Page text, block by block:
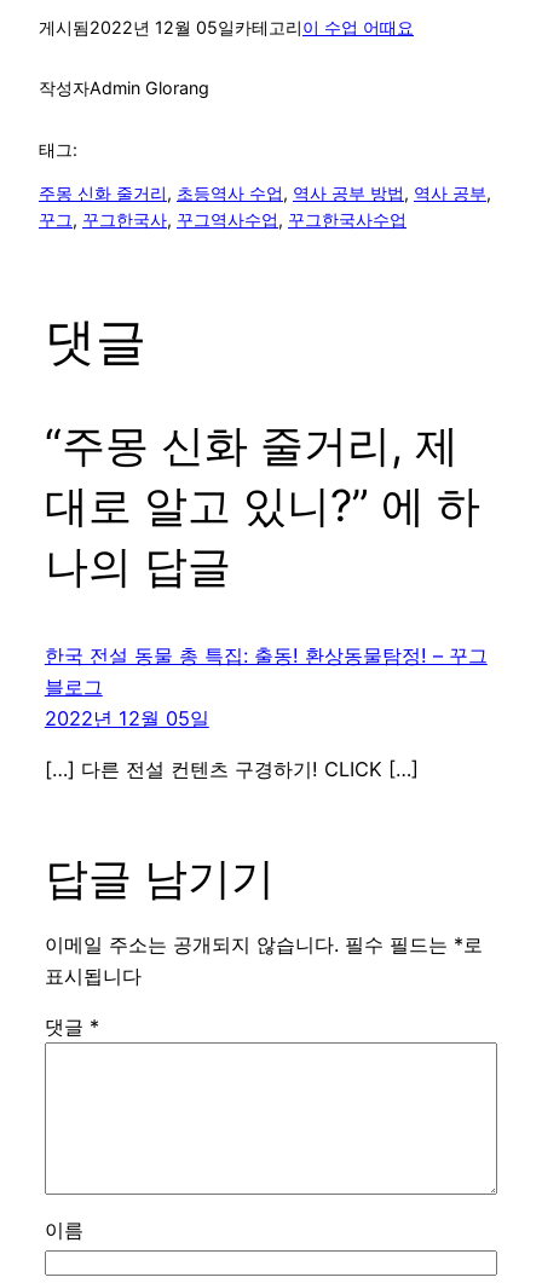
게시됨2022년 12월 05일카테고리이 수업 어때요
작성자Admin Glorang
태그:
주몽 신화 줄거리, 초등역사 수업, 역사 공부 방법, 역사 공부
꾸그, 꾸그한국사, 꾸그역사수업, 꾸그한국사수업
댓글
“주몽 신화 줄거리, 제
대로 알고 있니?” 에 하
나의 답글
한국 전설 동물 총 특집: 출동! 환상동물탐정! – 꾸그
블로그
2022년 12월 05일
[…] 다른 전설 컨텐츠 구경하기! CLICK […]
답글 남기기
이메일 주소는 공개되지 않습니다. 필수 필드는 *로
표시됩니다
댓글 *
이름